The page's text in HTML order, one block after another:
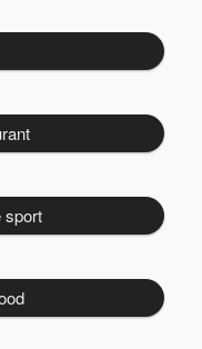
sport